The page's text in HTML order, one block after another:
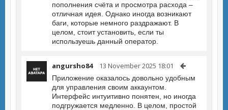
пополнения счёта и просмотра расхода –
отличная идея. Однако иногда возникают
баги, которые немного раздражают. В
целом, стоит установить, если ты
используешь данный оператор.
angursho84 13 November 2025 18:01
Приложение оказалось довольно удобным
для управления своим аккаунтом.
Интерфейс интуитивно понятен, но иногда
подгружается медленно. В целом, простой